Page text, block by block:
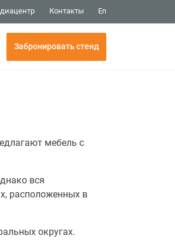
Контакты En
Забронировать стенд
мебель с
вся
расположенных в
округах.